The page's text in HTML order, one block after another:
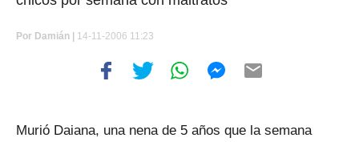
Por Damián | 14-11-2006 11:23
Murió Daiana, una nena de 5 años que la semana